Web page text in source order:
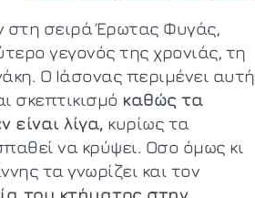
στη σειρά Έρωτας Φυγάς,
γεγονός της χρονιάς, τη
Ο Ιάσονας περιμένει αυτή
σκεπτικισμό καθώς τα
λίγα, κυρίως τα
να κρύψει. Οσο όμως κι
τα γνωρίζει και τον